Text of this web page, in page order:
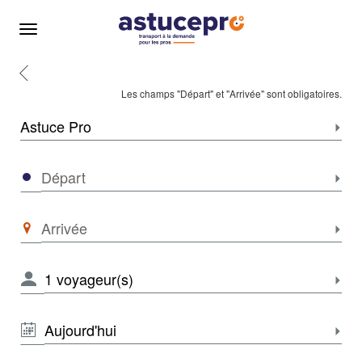
Menu
Les champs "Départ" et "Arrivée" sont obligatoires.
Zone
Départ
Arrivée
NOMBRE
DE
*DATE
*